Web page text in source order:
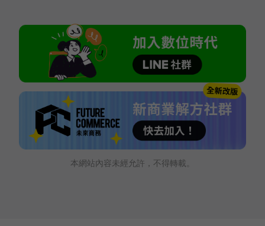
本網站內容未經允許，不得轉載。